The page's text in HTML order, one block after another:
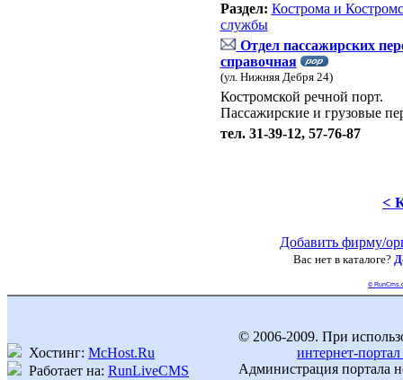
Раздел: Кострома и
службы
Отдел пассажирских
справочная
(ул. Нижняя Дебря 24)
Костромской речной порт.
Пассажирские и грузовые
тел. 31-39-12, 57-76-87
<
Добавить фирму/
Вас нет в каталоге?
©
Хостинг: McHost.Ru
Работает на: RunLiveCMS
© 2006-2009. При
интернет-
Администрация портала